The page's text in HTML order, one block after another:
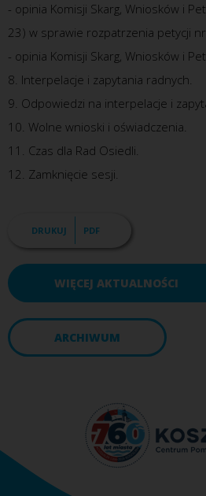
- opinia Komisji Skarg, Wniosków i
23) w sprawie rozpatrzenia petycji
- opinia Komisji Skarg, Wniosków i
8. Interpelacje i zapytania radnych.
9. Odpowiedzi na interpelacje i
10. Wolne wnioski i oświadczenia.
11. Czas dla Rad Osiedli.
12. Zamknięcie sesji.
DRUKUJ PDF
WIĘCEJ AKTUALNOŚCI
ARCHIWUM